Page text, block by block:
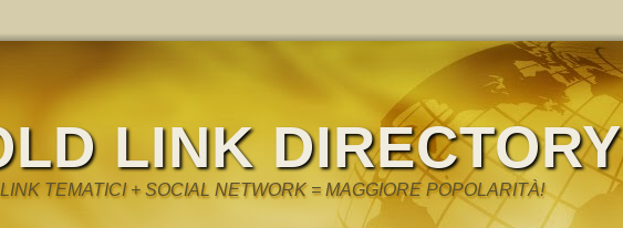
LINK DIRECTORY
LINK TEMATICI + SOCIAL NETWORK = MAGGIORE POPOLARITÀ!